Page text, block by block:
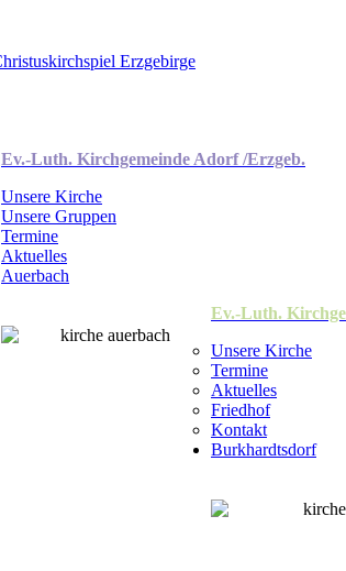
Ev.-Luth. Kirchgemeinde Adorf /Erzgeb.
Unsere Kirche
Unsere Gruppen
Termine
Aktuelles
Auerbach
Ev.-Luth.
Unsere Kirche
Termine
Aktuelles
Friedhof
Kontakt
Burkhardtsdorf